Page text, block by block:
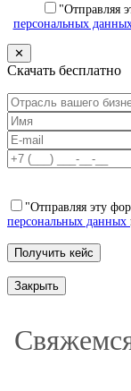
"Отправляя
персональных
✕
Скачать бесплатно
"Отправляя эту
персональных данных
Закрыть